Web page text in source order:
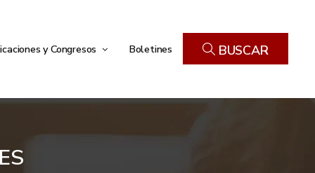
y Congresos Boletines BUSCAR